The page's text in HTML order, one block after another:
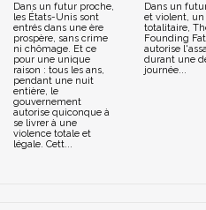
Dans un futur proche,
les États-Unis sont
entrés dans une ère
prospère, sans crime
ni chômage. Et ce
pour une unique
raison : tous les ans,
pendant une nuit
entière, le
gouvernement
autorise quiconque à
se livrer à une
violence totale et
légale. Cett...
Dans un
et violent,
totalitaire,
Founding
autorise
durant une
journée...